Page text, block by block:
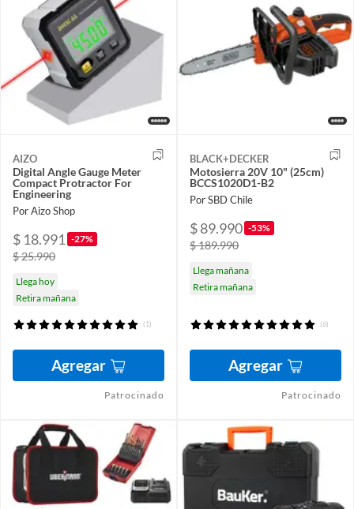
AIZO
Digital Angle Gauge Meter
Compact Protractor For
Engineering
Por Aizo Shop
$ 18.991 -27%
$ 25.990
Llega hoy
Retira mañana
(1)
Agregar
Patrocinado
BLACK+DECKER
Motosierra 20V 10" (25cm)
BCCS1020D1-B2
Por SBD Chile
$ 89.990 -53%
$ 189.990
Llega mañana
Retira mañana
(6)
Agregar
Patrocinado